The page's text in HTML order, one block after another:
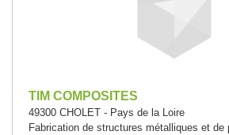
TIM COMPOSITES
49300 CHOLET - Pays de la Loire
Fabrication de structures métalliques et de